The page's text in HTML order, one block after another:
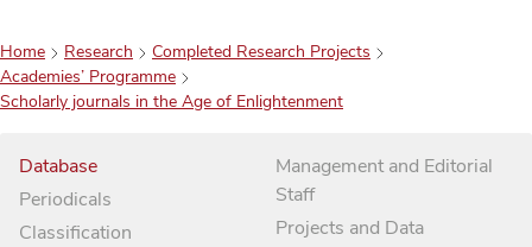
Home Research
Completed Research Projects
Academies’ Programme
Scholarly journals in the Age of Enlightenment
Database
Periodicals
Classification
Management and Editorial
Staff
Projects and Data